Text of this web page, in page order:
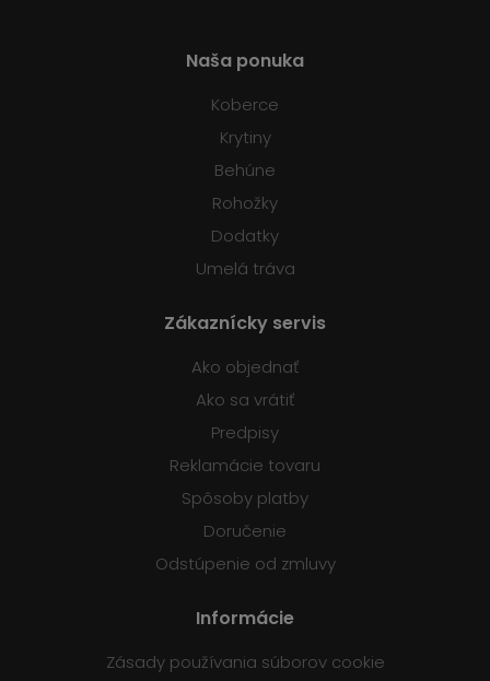
Naša ponuka
Koberce
Krytiny
Behúne
Rohožky
Dodatky
Umelá tráva
Zákaznícky servis
Ako objednať
Ako sa vrátiť
Predpisy
Reklamácie tovaru
Spôsoby platby
Doručenie
Odstúpenie od zmluvy
Informácie
Zásady používania súborov cookie